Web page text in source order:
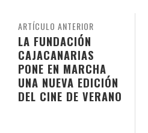
ARTÍCULO ANTERIOR
LA FUNDACIÓN
CAJACANARIAS
PONE EN MARCHA
UNA NUEVA EDICIÓN
DEL CINE DE VERANO